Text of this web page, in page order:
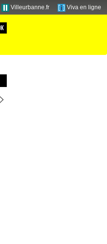
Villeurbanne.fr Viva en ligne